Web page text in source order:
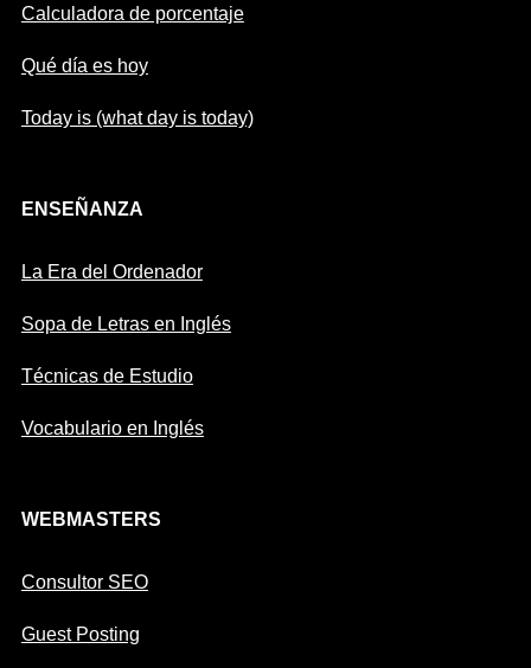
Calculadora de porcentaje
Qué día es hoy
Today is (what day is today)
ENSEÑANZA
La Era del Ordenador
Sopa de Letras en Inglés
Técnicas de Estudio
Vocabulario en Inglés
WEBMASTERS
Consultor SEO
Guest Posting